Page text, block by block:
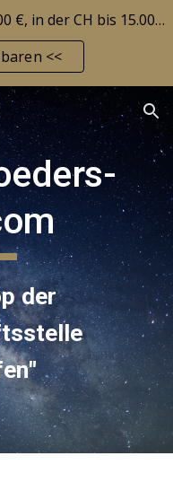
Anonymer Edelmetallkauf bis 2.000 €, in der CH bis 15.000 CHF! Edelmetallbarrendepot möglich! Aktuelle Marktlage siehe FAQ-Seite!
<<
der
"